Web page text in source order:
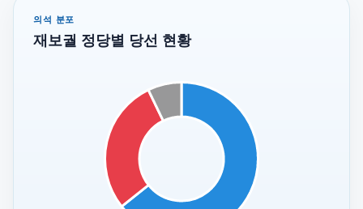
의석 분포
재보궐 정당별 당선 현황